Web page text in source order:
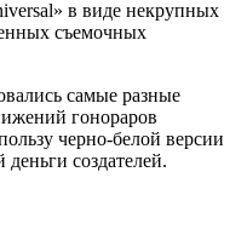
в виде некрупных
съемочных
самые разные
гонораров
черно-белой версии
деньги создателей.